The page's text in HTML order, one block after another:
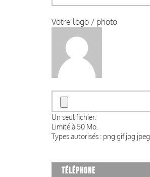
Votre logo / photo
Un seul fichier.
Limité à 50 Mo.
Types autorisés : png gif jpg jpeg.
TÉLÉPHONE